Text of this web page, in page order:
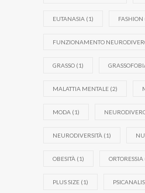
EUTANASIA (1) FASHION
FUNZIONAMENTO
GRASSO (1)
MALATTIA MENTALE (2)
MODA (1)
NEURODIVERSITÀ (1)
OBESITÀ (1) ORTORESSIA
PLUS SIZE (1)